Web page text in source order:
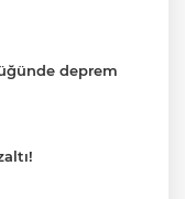
deprem